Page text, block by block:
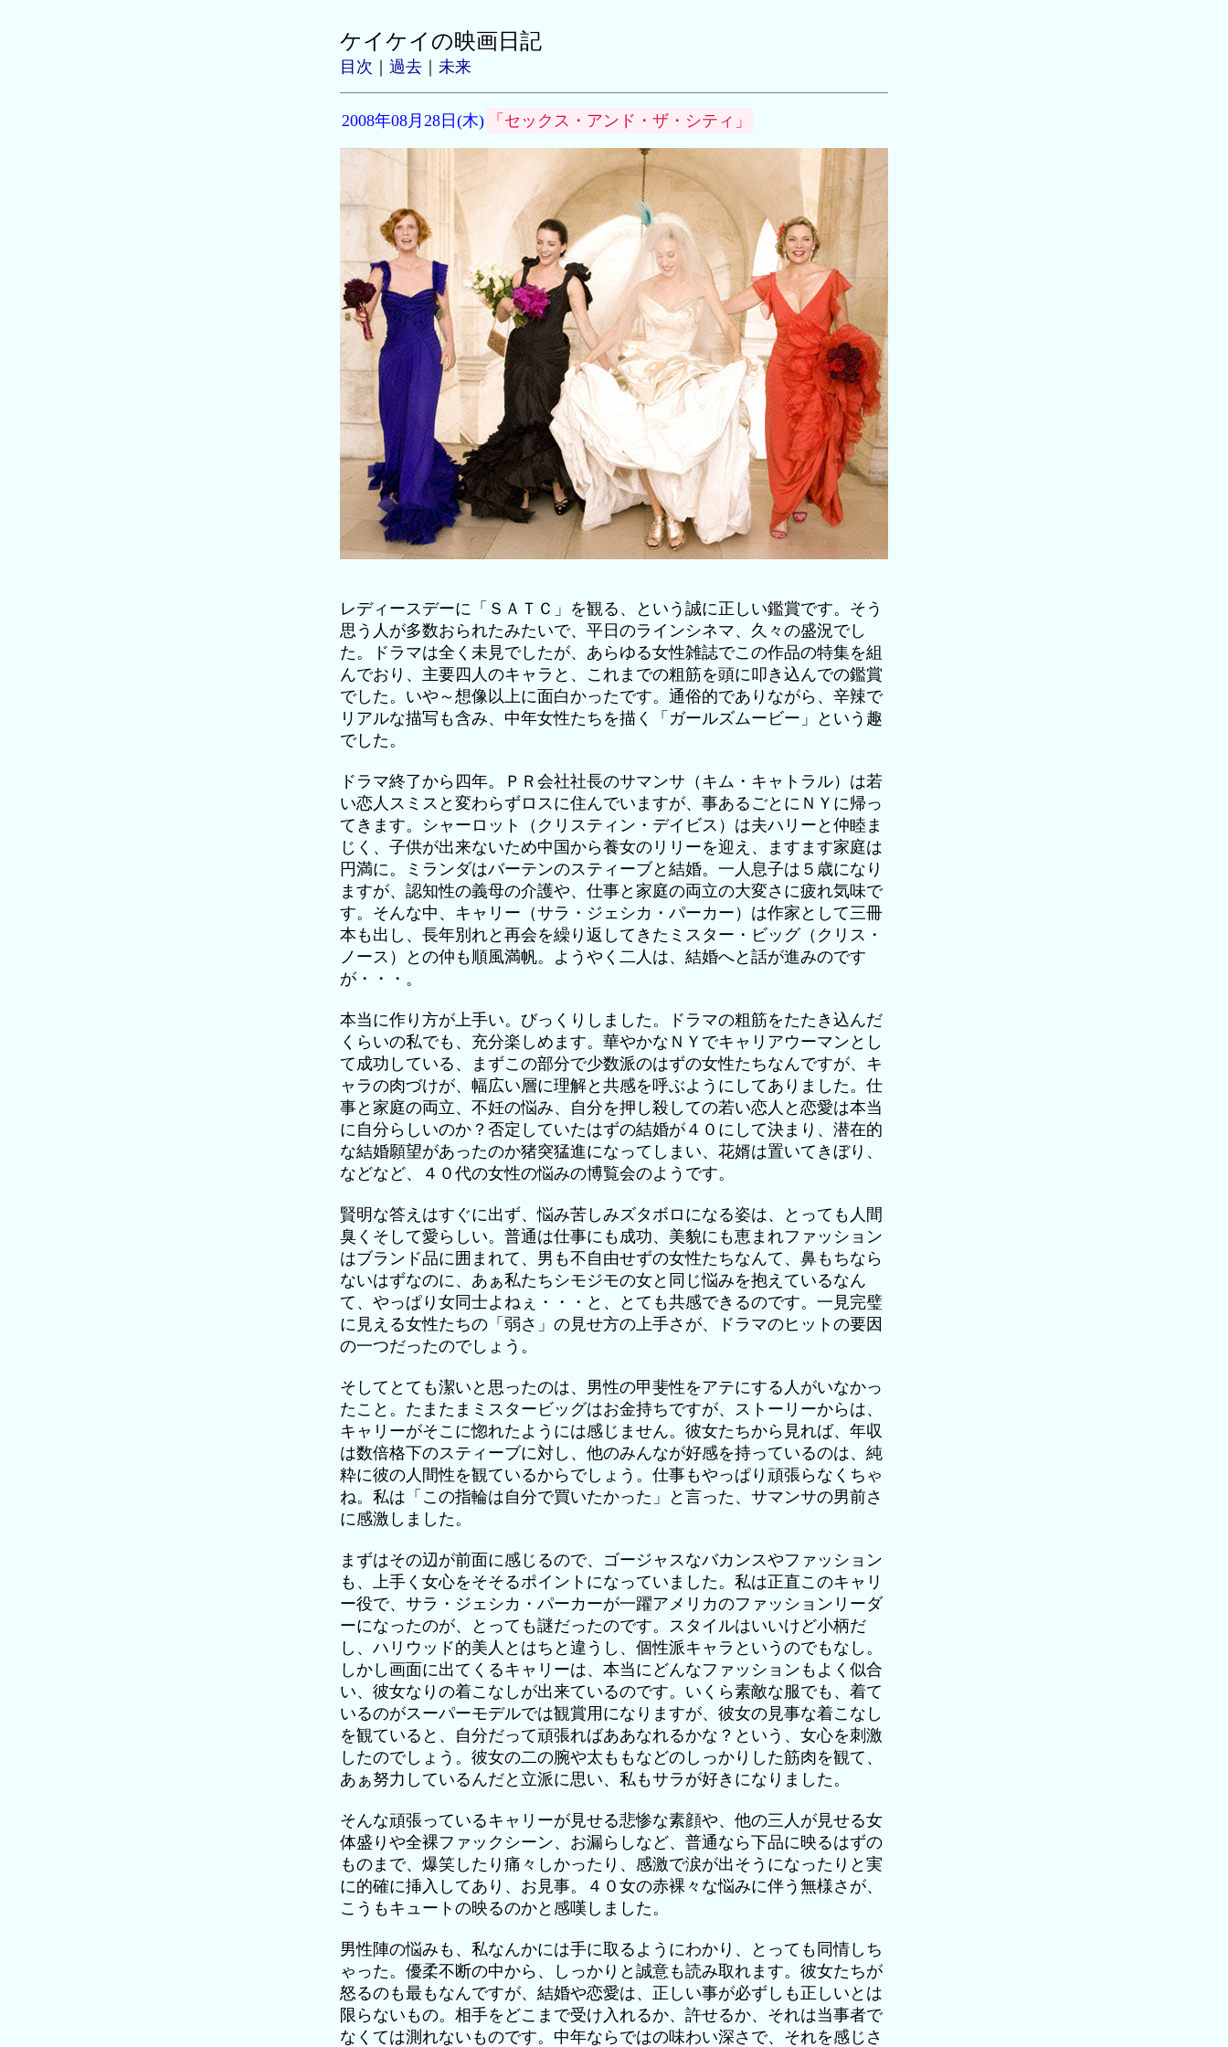
ケイケイの映画日記
目次 過去 未来
2008年08月28日(木) 「セックス・アンド・ザ・シティ」
レディースデーに「ＳＡＴＣ」を観る、という誠に正しい鑑賞です。そう
思う人が多数おられたみたいで、平日のラインシネマ、久々の盛況でし
た。ドラマは全く未見でしたが、あらゆる女性雑誌でこの作品の特集を組
んでおり、主要四人のキャラと、これまでの粗筋を頭に叩き込んでの鑑賞
でした。いや～想像以上に面白かったです。通俗的でありながら、辛辣で
リアルな描写も含み、中年女性たちを描く「ガールズムービー」という趣
でした。
ドラマ終了から四年。ＰＲ会社社長のサマンサ（キム・キャトラル）は若
い恋人スミスと変わらずロスに住んでいますが、事あるごとにＮＹに帰っ
てきます。シャーロット（クリスティン・デイビス）は夫ハリーと仲睦ま
じく、子供が出来ないため中国から養女のリリーを迎え、ますます家庭は
円満に。ミランダはバーテンのスティーブと結婚。一人息子は５歳になり
ますが、認知性の義母の介護や、仕事と家庭の両立の大変さに疲れ気味で
す。そんな中、キャリー（サラ・ジェシカ・パーカー）は作家として三冊
本も出し、長年別れと再会を繰り返してきたミスター・ビッグ（クリス・
ノース）との仲も順風満帆。ようやく二人は、結婚へと話が進みのです
が・・・。
本当に作り方が上手い。びっくりしました。ドラマの粗筋をたたき込んだ
くらいの私でも、充分楽しめます。華やかなＮＹでキャリアウーマンとし
て成功している、まずこの部分で少数派のはずの女性たちなんですが、キ
ャラの肉づけが、幅広い層に理解と共感を呼ぶようにしてありました。仕
事と家庭の両立、不妊の悩み、自分を押し殺しての若い恋人と恋愛は本当
に自分らしいのか？否定していたはずの結婚が４０にして決まり、潜在的
な結婚願望があったのか猪突猛進になってしまい、花婿は置いてきぼり、
などなど、４０代の女性の悩みの博覧会のようです。
賢明な答えはすぐに出ず、悩み苦しみズタボロになる姿は、とっても人間
臭くそして愛らしい。普通は仕事にも成功、美貌にも恵まれファッション
はブランド品に囲まれて、男も不自由せずの女性たちなんて、鼻もちなら
ないはずなのに、あぁ私たちシモジモの女と同じ悩みを抱えているなん
て、やっぱり女同士よねぇ・・・と、とても共感できるのです。一見完璧
に見える女性たちの「弱さ」の見せ方の上手さが、ドラマのヒットの要因
の一つだったのでしょう。
そしてとても潔いと思ったのは、男性の甲斐性をアテにする人がいなかっ
たこと。たまたまミスタービッグはお金持ちですが、ストーリーからは、
キャリーがそこに惚れたようには感じません。彼女たちから見れば、年収
は数倍格下のスティーブに対し、他のみんなが好感を持っているのは、純
粋に彼の人間性を観ているからでしょう。仕事もやっぱり頑張らなくちゃ
ね。私は「この指輪は自分で買いたかった」と言った、サマンサの男前さ
に感激しました。
まずはその辺が前面に感じるので、ゴージャスなバカンスやファッション
も、上手く女心をそそるポイントになっていました。私は正直このキャリ
ー役で、サラ・ジェシカ・パーカーが一躍アメリカのファッションリーダ
ーになったのが、とっても謎だったのです。スタイルはいいけど小柄だ
し、ハリウッド的美人とはちと違うし、個性派キャラというのでもなし。
しかし画面に出てくるキャリーは、本当にどんなファッションもよく似合
い、彼女なりの着こなしが出来ているのです。いくら素敵な服でも、着て
いるのがスーパーモデルでは観賞用になりますが、彼女の見事な着こなし
を観ていると、自分だって頑張ればああなれるかな？という、女心を刺激
したのでしょう。彼女の二の腕や太ももなどのしっかりした筋肉を観て、
あぁ努力しているんだと立派に思い、私もサラが好きになりました。
そんな頑張っているキャリーが見せる悲惨な素顔や、他の三人が見せる女
体盛りや全裸ファックシーン、お漏らしなど、普通なら下品に映るはずの
ものまで、爆笑したり痛々しかったり、感激で涙が出そうになったりと実
に的確に挿入してあり、お見事。４０女の赤裸々な悩みに伴う無様さが、
こうもキュートの映るのかと感嘆しました。
男性陣の悩みも、私なんかには手に取るようにわかり、とっても同情しち
ゃった。優柔不断の中から、しっかりと誠意も読み取れます。彼女たちが
怒るのも最もなんですが、結婚や恋愛は、正しい事が必ずしも正しいとは
限らないもの。相手をどこまで受け入れるか、許せるか、それは当事者で
なくては測れないものです。中年ならではの味わい深さで、それを感じさ